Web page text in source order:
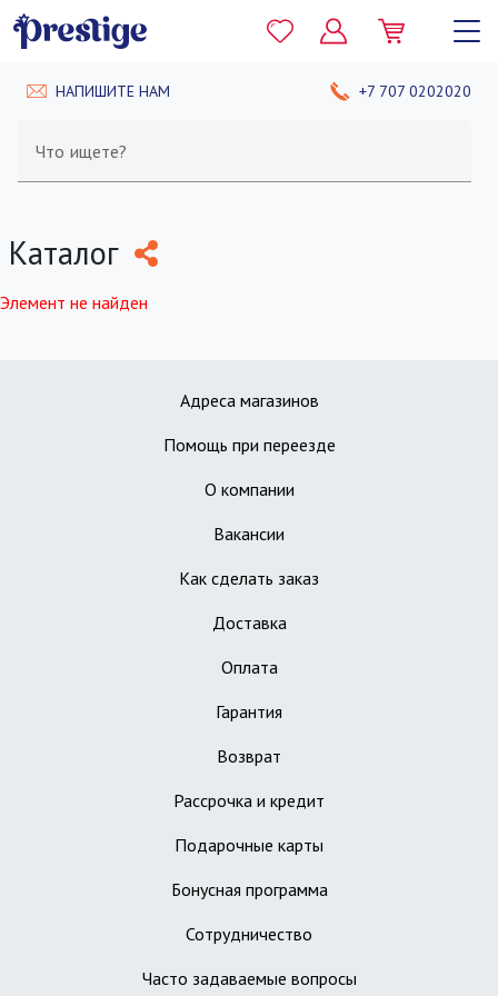
НАПИШИТЕ НАМ +7 707 0202020
Что ищете?
Каталог
Элемент не найден
Адреса магазинов
Помощь при переезде
О компании
Вакансии
Как сделать заказ
Доставка
Оплата
Гарантия
Возврат
Рассрочка и кредит
Подарочные карты
Бонусная программа
Сотрудничество
Часто задаваемые вопросы